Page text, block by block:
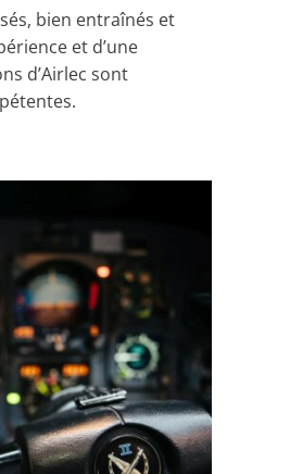
bien entraînés et
et d’une
d’Airlec sont